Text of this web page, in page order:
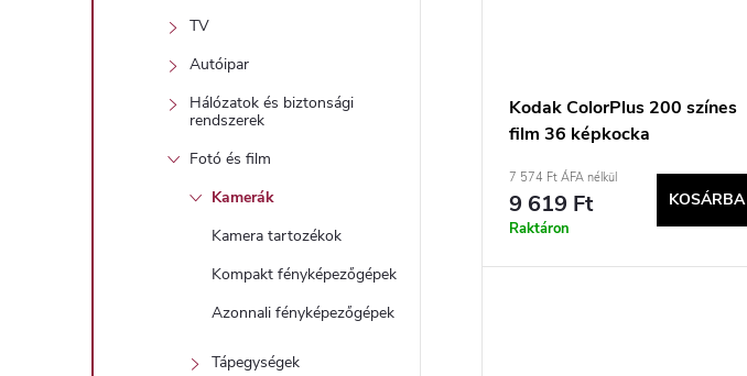
TV
Autóipar
Hálózatok és biztonsági
rendszerek
Fotó és film
Kamerák
Kamera tartozékok
Kompakt fényképezőgépek
Azonnali fényképezőgépek
Tápegységek
d
l
Kodak ColorPlus 200 színes
film 36 képkocka
7 574 Ft ÁFA nélkül
9 619 Ft
Raktáron
KOSÁRBA